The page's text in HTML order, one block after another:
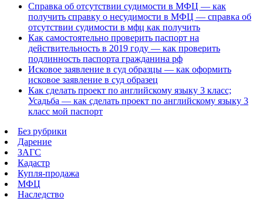
Справка об отсутствии судимости в МФЦ — как
получить справку о несудимости в МФЦ — справка об
отсутствии судимости в мфц как получить
Как самостоятельно проверить паспорт на
действительность в 2019 году — как проверить
подлинность паспорта гражданина рф
Исковое заявление в суд образцы — как оформить
исковое заявление в суд образец
Как сделать проект по английскому языку 3 класс;
Усадьба — как сделать проект по английскому языку 3
класс мой паспорт
Без рубрики
Дарение
ЗАГС
Кадастр
Купля-продажа
МФЦ
Наследство